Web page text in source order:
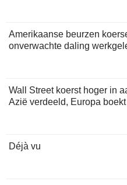
Amerikaanse beurzen
onverwachte daling
Wall Street koerst hoger in
Azië verdeeld, Europa
Déjà vu